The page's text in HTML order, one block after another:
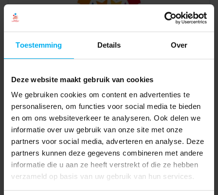
Toestemming Details Over
Deze website maakt gebruik van cookies
We gebruiken cookies om content en advertenties te
personaliseren, om functies voor social media te bieden
en om ons websiteverkeer te analyseren. Ook delen we
informatie over uw gebruik van onze site met onze
partners voor social media, adverteren en analyse. Deze
partners kunnen deze gegevens combineren met andere
informatie die u aan ze heeft verstrekt of die ze hebben
verzameld op basis van uw gebruik van hun services.